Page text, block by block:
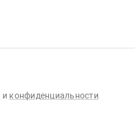
и конфиденциальности